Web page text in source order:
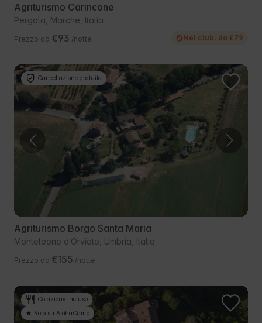
Agriturismo Carincone
Pergola, Marche, Italia
Prezzo da €93 /notte Nel club: da €79
Cancellazione gratuita
Agriturismo Borgo Santa Maria
Monteleone dʼOrvieto, Umbria, Italia
Prezzo da €155 /notte
Colazione incluso
Solo su AlohaCamp